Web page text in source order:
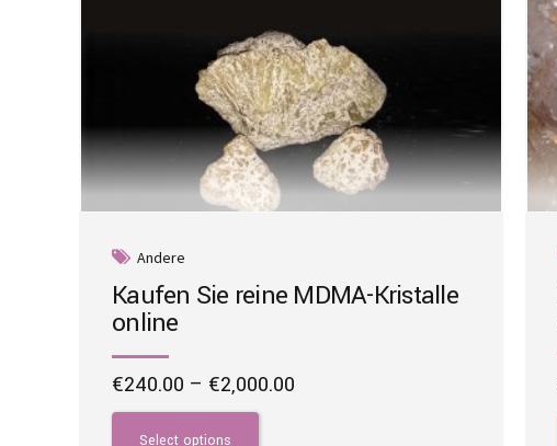
Andere
Kaufen Sie reine MDMA-Kristalle
online
€240.00 – €2,000.00
Select options
This
product